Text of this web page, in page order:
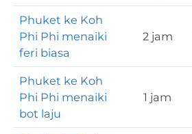
Phuket ke Koh
Phi Phi menaiki
feri biasa
2 jam
Phuket ke Koh
Phi Phi menaiki
bot laju
1 jam